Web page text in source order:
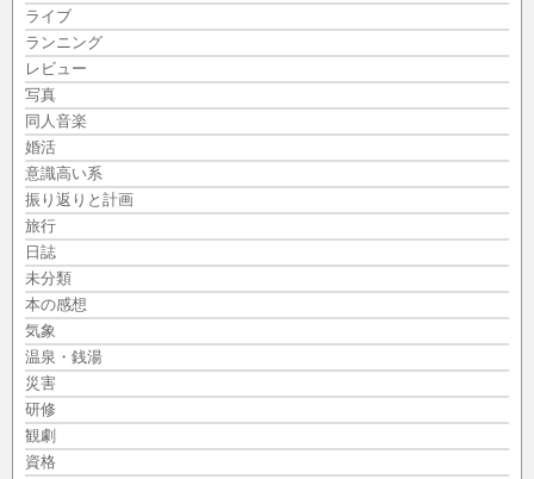
ライブ
ランニング
レビュー
写真
同人音楽
婚活
意識高い系
振り返りと計画
旅行
日誌
未分類
本の感想
気象
温泉・銭湯
災害
研修
観劇
資格